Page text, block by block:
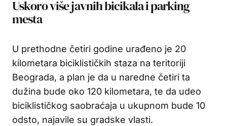
Uskoro više javnih bicikala i parking
mesta
U prethodne četiri godine urađeno je 20
kilometara biciklističkih staza na teritoriji
Beograda, a plan je da u naredne četiri ta
dužina bude oko 120 kilometara, te da udeo
biciklističkog saobraćaja u ukupnom bude 10
odsto, najavile su gradske vlasti.